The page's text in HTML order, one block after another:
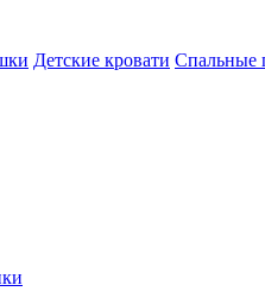
Детские кровати Спальные